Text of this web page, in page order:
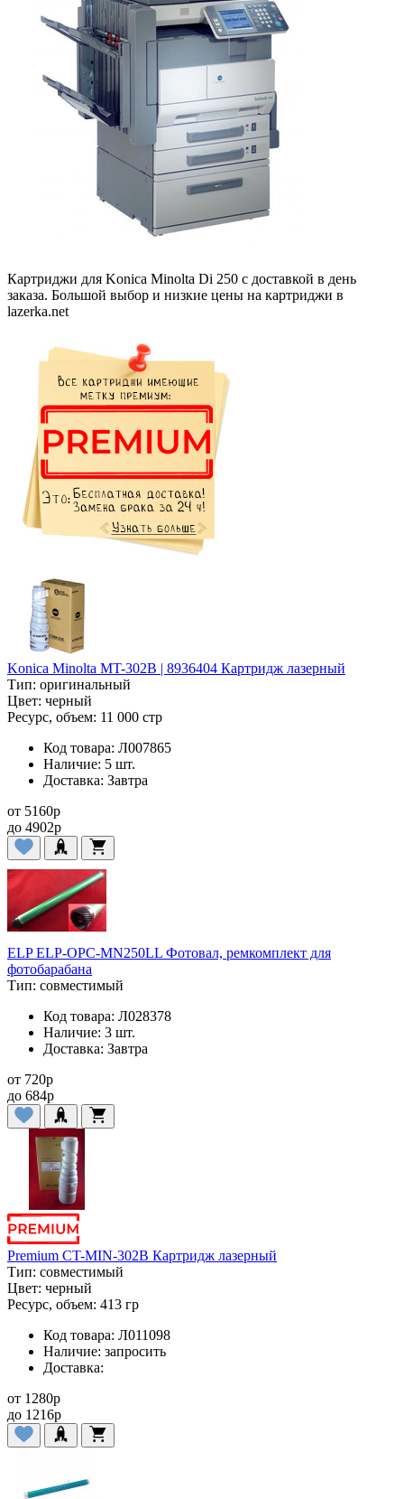
Картриджи для Konica Minolta Di 250 с доставкой в день
заказа. Большой выбор и низкие цены на картриджи в
lazerka.net
Konica Minolta MT-302B | 8936404 Картридж лазерный
Тип: оригинальный
Цвет: черный
Ресурс, объем: 11 000 стр
Код товара: Л007865
Наличие: 5 шт.
Доставка: Завтра
от 5160p
до 4902p
ELP ELP-OPC-MN250LL Фотовал, ремкомплект для
фотобарабана
Тип: совместимый
Код товара: Л028378
Наличие: 3 шт.
Доставка: Завтра
от 720p
до 684p
Premium CT-MIN-302B Картридж лазерный
Тип: совместимый
Цвет: черный
Ресурс, объем: 413 гр
Код товара: Л011098
Наличие: запросить
Доставка:
от 1280p
до 1216p